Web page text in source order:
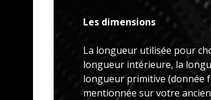
Les dimensions
La longueur utilisée pour
longueur intérieure, la
longueur primitive (donnée
mentionnée sur votre